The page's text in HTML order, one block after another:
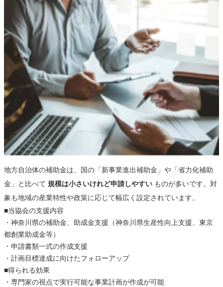
地方自治体の補助金は、国の「新事業進出補助金」や「省力化補助
金」と比べて 規模は小さいけれど申請しやすい ものが多いです。対
象も地域の産業特性や政策に応じて幅広く設定されています。
■当協会の支援内容
・神奈川県の補助金、助成金支援（神奈川県生産性向上支援、東京
都創業助成金等）
・申請書類一式の作成支援
・計画目標達成に向けたフォローアップ
■得られる効果
・専門家の視点で実行可能な事業計画が作成が可能